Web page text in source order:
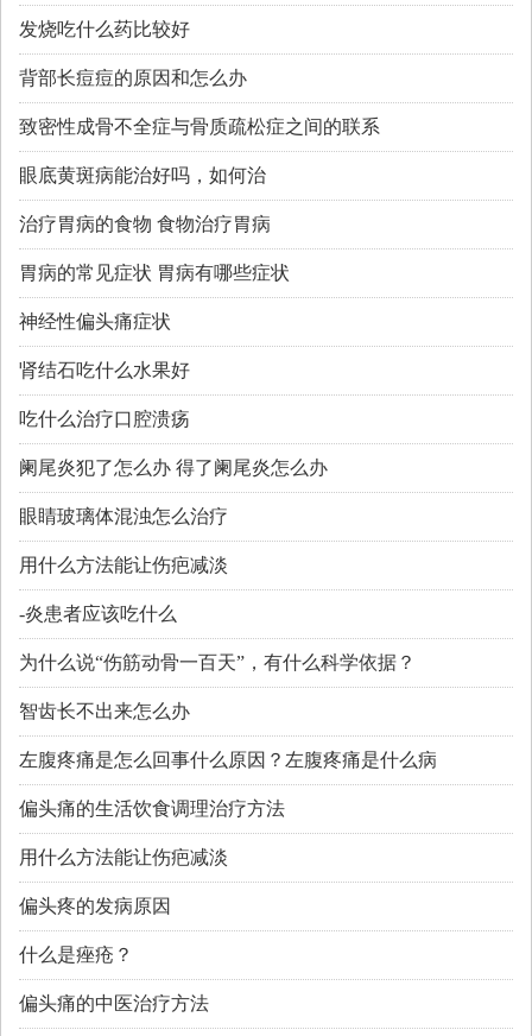
发烧吃什么药比较好
背部长痘痘的原因和怎么办
致密性成骨不全症与骨质疏松症之间的联系
眼底黄斑病能治好吗，如何治
治疗胃病的食物 食物治疗胃病
胃病的常见症状 胃病有哪些症状
神经性偏头痛症状
肾结石吃什么水果好
吃什么治疗口腔溃疡
阑尾炎犯了怎么办 得了阑尾炎怎么办
眼睛玻璃体混浊怎么治疗
用什么方法能让伤疤减淡
-炎患者应该吃什么
为什么说“伤筋动骨一百天”，有什么科学依据？
智齿长不出来怎么办
左腹疼痛是怎么回事什么原因？左腹疼痛是什么病
偏头痛的生活饮食调理治疗方法
用什么方法能让伤疤减淡
偏头疼的发病原因
什么是痤疮？
偏头痛的中医治疗方法